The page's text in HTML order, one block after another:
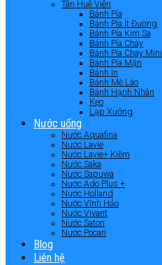
Tân Huê Viên
Bánh Pía
Bánh Pía Ít Đường
Bánh Pía Kim Sa
Bánh Pía Chay
Bánh Pía Chay Mini
Bánh Pía Mặn
Bánh In
Bánh Mè Láo
Bánh Hạnh Nhân
Kẹo
Lạp Xưởng
Nước uống
Nước Aquafina
Nước Lavie
Nước Lavie+ Kiềm
Nước Saka
Nước Sapuwa
Nước Ado Plus +
Nước Holland
Nước Vĩnh Hảo
Nước Vivant
Nước Satori
Nước Pocari
Blog
Liên hệ